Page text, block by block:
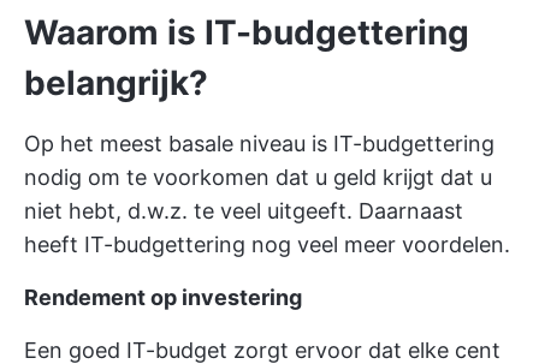
Waarom is IT-budgettering
belangrijk?
Op het meest basale niveau is IT-budgettering
nodig om te voorkomen dat u geld krijgt dat u
niet hebt, d.w.z. te veel uitgeeft. Daarnaast
heeft IT-budgettering nog veel meer voordelen.
Rendement op investering
Een goed IT-budget zorgt ervoor dat elke cent